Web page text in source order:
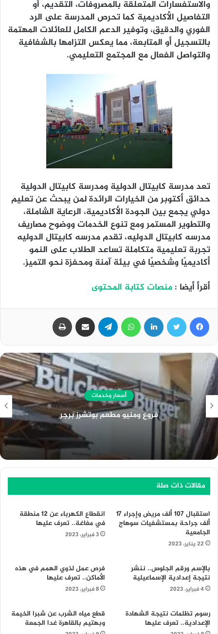
والاستفسارات المتعلقة بالمصروفات، التقديم، أو
التفاصيل الأكاديمية كما تحرص المدرسة على الرد
الفوري والدقيق، وتوفير الدعم الكامل للعائلات المهتمة
بالتسجيل أو المتابعة، مما يعكس التزامها بالشفافية
والتواصل الفعال مع المجتمع التعليمي.
تعد مدرسة كابيتال الدولية ومدرسة كابيتال الدولية
حدائق أكتوبر من الخيارات الرائدة لمن يبحث عن تعليم
دولي يجمع بين الجودة الأكاديمية، الرعاية الشاملة،
والتطوير المستمر ومع تنوع الخدمات ووضوح مصاريف
مدرسه كابيتال الدوليه، تقدم مدرسه كابيتال الدوليه
تجربة تعليمية متكاملة تساعد الطلاب على النمو
أكاديميًا وشخصيًا في بيئة آمنة ومحفزة نحو التميز.
أقرأ أيضا : منصات كتابة المحتوى
أسعار وخدمات
فروع ومنيو مطعم تيدز مول مصر ومطعم تيدز
الشيخ زايد
مقالات ذات صلة
استقبال 107 ألف مريض وإجراء ١٧
ألف جراحة بمستشفيات سوهاج
الجامعية
22 يناير، 2023
انقطاع الكهرباء عن 12 منطقة
في مغاغة.. تعرف عليها
3 فبراير، 2023
بالإسم ورقم الجلوس.. ننشر
نتيجة إعدادية الإسماعيلية
4 فبراير، 2023
فرص عمل لذوي الهمم في هذه
الأماكن.. تعرف عليها
8 فبراير، 2023
رسوم تظلمات نتيجة الشهادة
الإعدادية.. تعرف عليها
قطع مياه الشرب عن شبرا الخيمة
وبهتيم بالقاهرة غدا الجمعة